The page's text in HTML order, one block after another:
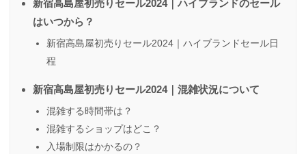
新宿高島屋初売りセール2024｜ハイブランドのセール
はいつから？
新宿高島屋初売りセール2024｜ハイブランドセール日
程
新宿高島屋初売りセール2024｜混雑状況について
混雑する時間帯は？
混雑するショップはどこ？
入場制限はかかるの？